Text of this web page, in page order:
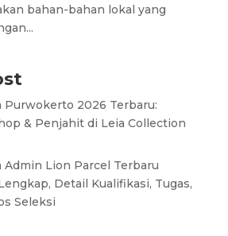
bahan-bahan lokal yang
Purwokerto 2026 Terbaru:
& Penjahit di Leia Collection
Admin Lion Parcel Terbaru
Detail Kualifikasi, Tugas,
Seleksi